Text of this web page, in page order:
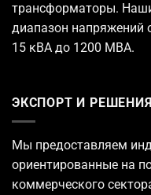
трансформаторы.
диапазон напряжений
15 кВА до 1200 МВА.
ЭКСПОРТ И РЕШЕНИЯ
Мы предоставляем
ориентированные на
коммерческого